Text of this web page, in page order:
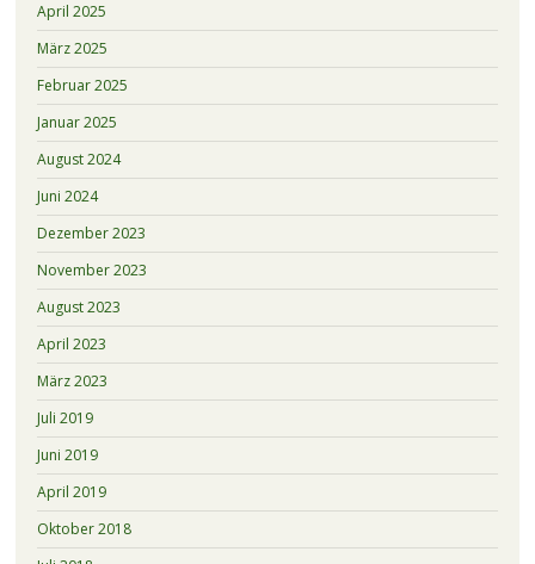
April 2025
März 2025
Februar 2025
Januar 2025
August 2024
Juni 2024
Dezember 2023
November 2023
August 2023
April 2023
März 2023
Juli 2019
Juni 2019
April 2019
Oktober 2018